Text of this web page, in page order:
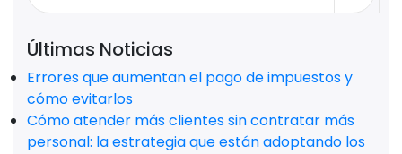
Últimas Noticias
Errores que aumentan el pago de impuestos y
cómo evitarlos
Cómo atender más clientes sin contratar más
personal: la estrategia que están adoptando los